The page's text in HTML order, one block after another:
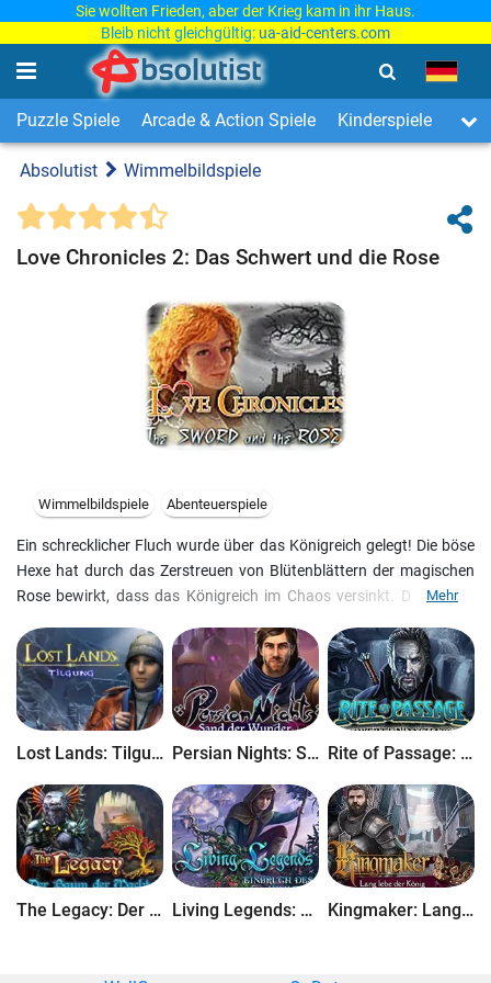
Sie wollten Frieden, aber der Krieg kam in ihr Haus.
Bleib nicht gleichgültig: ua-aid-centers.com
Puzzle Spiele Arcade & Action Spiele Kinderspiele 3-
Absolutist Wimmelbildspiele
Love Chronicles 2: Das Schwert und die Rose
Wimmelbildspiele Abenteuerspiele
Ein schrecklicher Fluch wurde über das Königreich gelegt! Die böse
Hexe hat durch das Zerstreuen von Blütenblättern der magischen
Rose bewirkt, dass das Königreich im Chaos versinkt. Das ganze
Schwert und die Rose! Sammle die Blütenblätter, besiege eine
grauenhafte Bestie und bekämpfe die Hexe in diesem spannenden
Abenteuerspiel.
Mehr
Lost Lands: Tilgung Persian Nights: Sand der Wunder Rite of Passage: Schwert und Schatten
The Legacy: Der Baum der Macht Living Legends: Einbruch des Himmels Kingmaker: Lang lebe der König